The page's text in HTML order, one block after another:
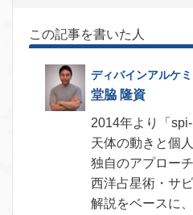
この記事を書いた人
堂脇 隆資
2014年より「
天体の動きと個
独自のアプローチ
西洋占星術・サ
解説をベースに、